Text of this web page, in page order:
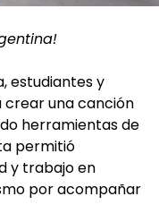
estudiantes y
una canción
herramientas de
permitió
y trabajo en
por acompañar